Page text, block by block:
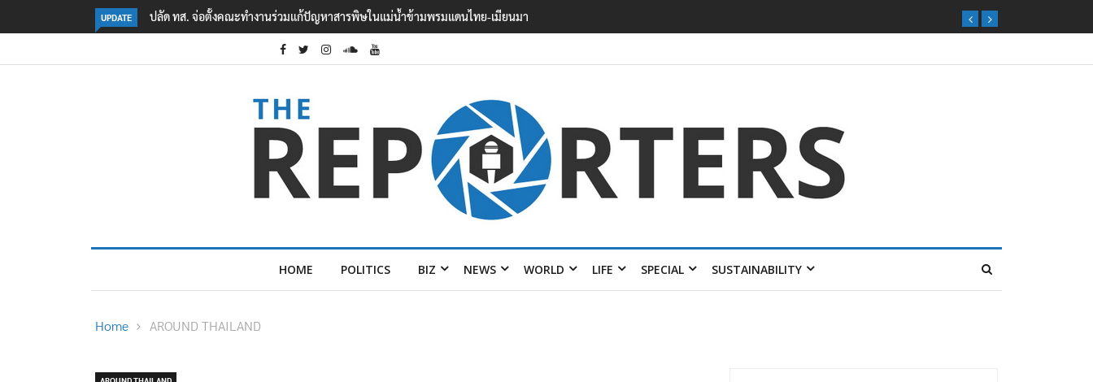
UPDATE คืบหน้าเหตุกราดยิงโรงเรียนเทพศิรินทร์ นนทบุรี บาดเจ็บอย่างน้อย 15 เสียชีวิตแล้ว 5
HOME POLITICS BIZ NEWS WORLD LIFE SPECIAL SUSTAINABILITY
Home AROUND THAILAND